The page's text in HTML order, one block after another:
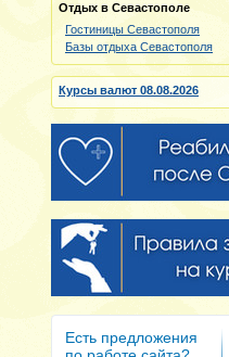
Отдых в Севастополе
Гостиницы Севастополя
Базы отдыха Севастополя
Курсы валют 08.08.2026
Есть предложения